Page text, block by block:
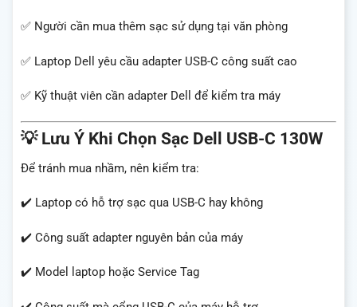
✅ Người cần mua thêm sạc sử dụng tại văn phòng
✅ Laptop Dell yêu cầu adapter USB-C công suất cao
✅ Kỹ thuật viên cần adapter Dell để kiểm tra máy
💡 Lưu Ý Khi Chọn Sạc Dell USB-C 130W
Để tránh mua nhầm, nên kiểm tra:
✔️ Laptop có hỗ trợ sạc qua USB-C hay không
✔️ Công suất adapter nguyên bản của máy
✔️ Model laptop hoặc Service Tag